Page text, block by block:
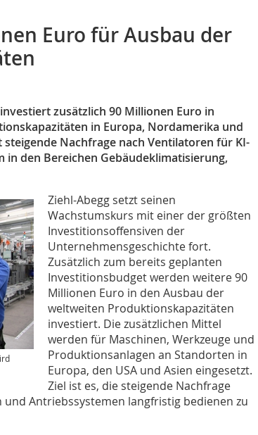
Euro für Ausbau der
zusätzlich 90 Millionen Euro in
in Europa, Nordamerika und
Nachfrage nach Ventilatoren für KI-
in den Bereichen Gebäudeklimatisierung,
Ziehl-Abegg setzt seinen
Wachstumskurs mit einer der größten
Investitionsoffensiven der
Unternehmensgeschichte fort.
Zusätzlich zum bereits geplanten
Investitionsbudget werden weitere 90
Millionen Euro in den Ausbau der
weltweiten Produktionskapazitäten
investiert. Die zusätzlichen Mittel
werden für Maschinen, Werkzeuge und
Produktionsanlagen an Standorten in
Europa, den USA und Asien eingesetzt.
Ziel ist es, die steigende Nachfrage
Antriebssystemen langfristig bedienen zu